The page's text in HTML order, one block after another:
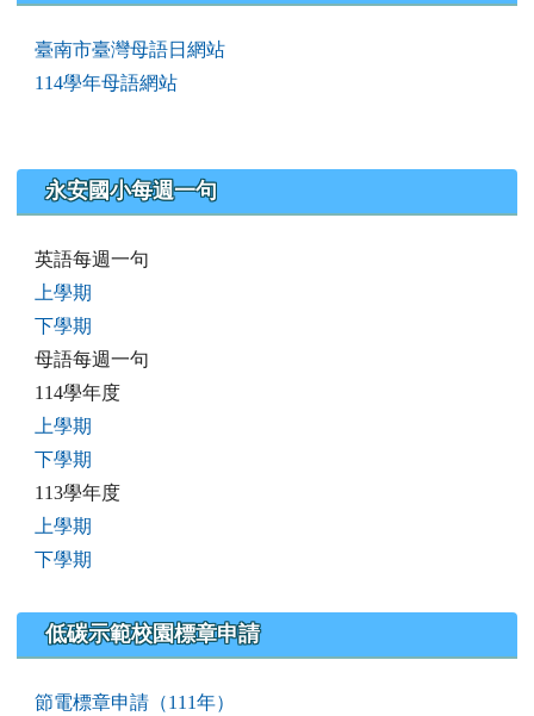
臺南市臺灣母語日網站
114學年母語網站
永安國小每週一句
英語每週一句
上學期
下學期
母語每週一句
114學年度
上學期
下學期
113學年度
上學期
下學期
低碳示範校園標章申請
節電標章申請（111年）